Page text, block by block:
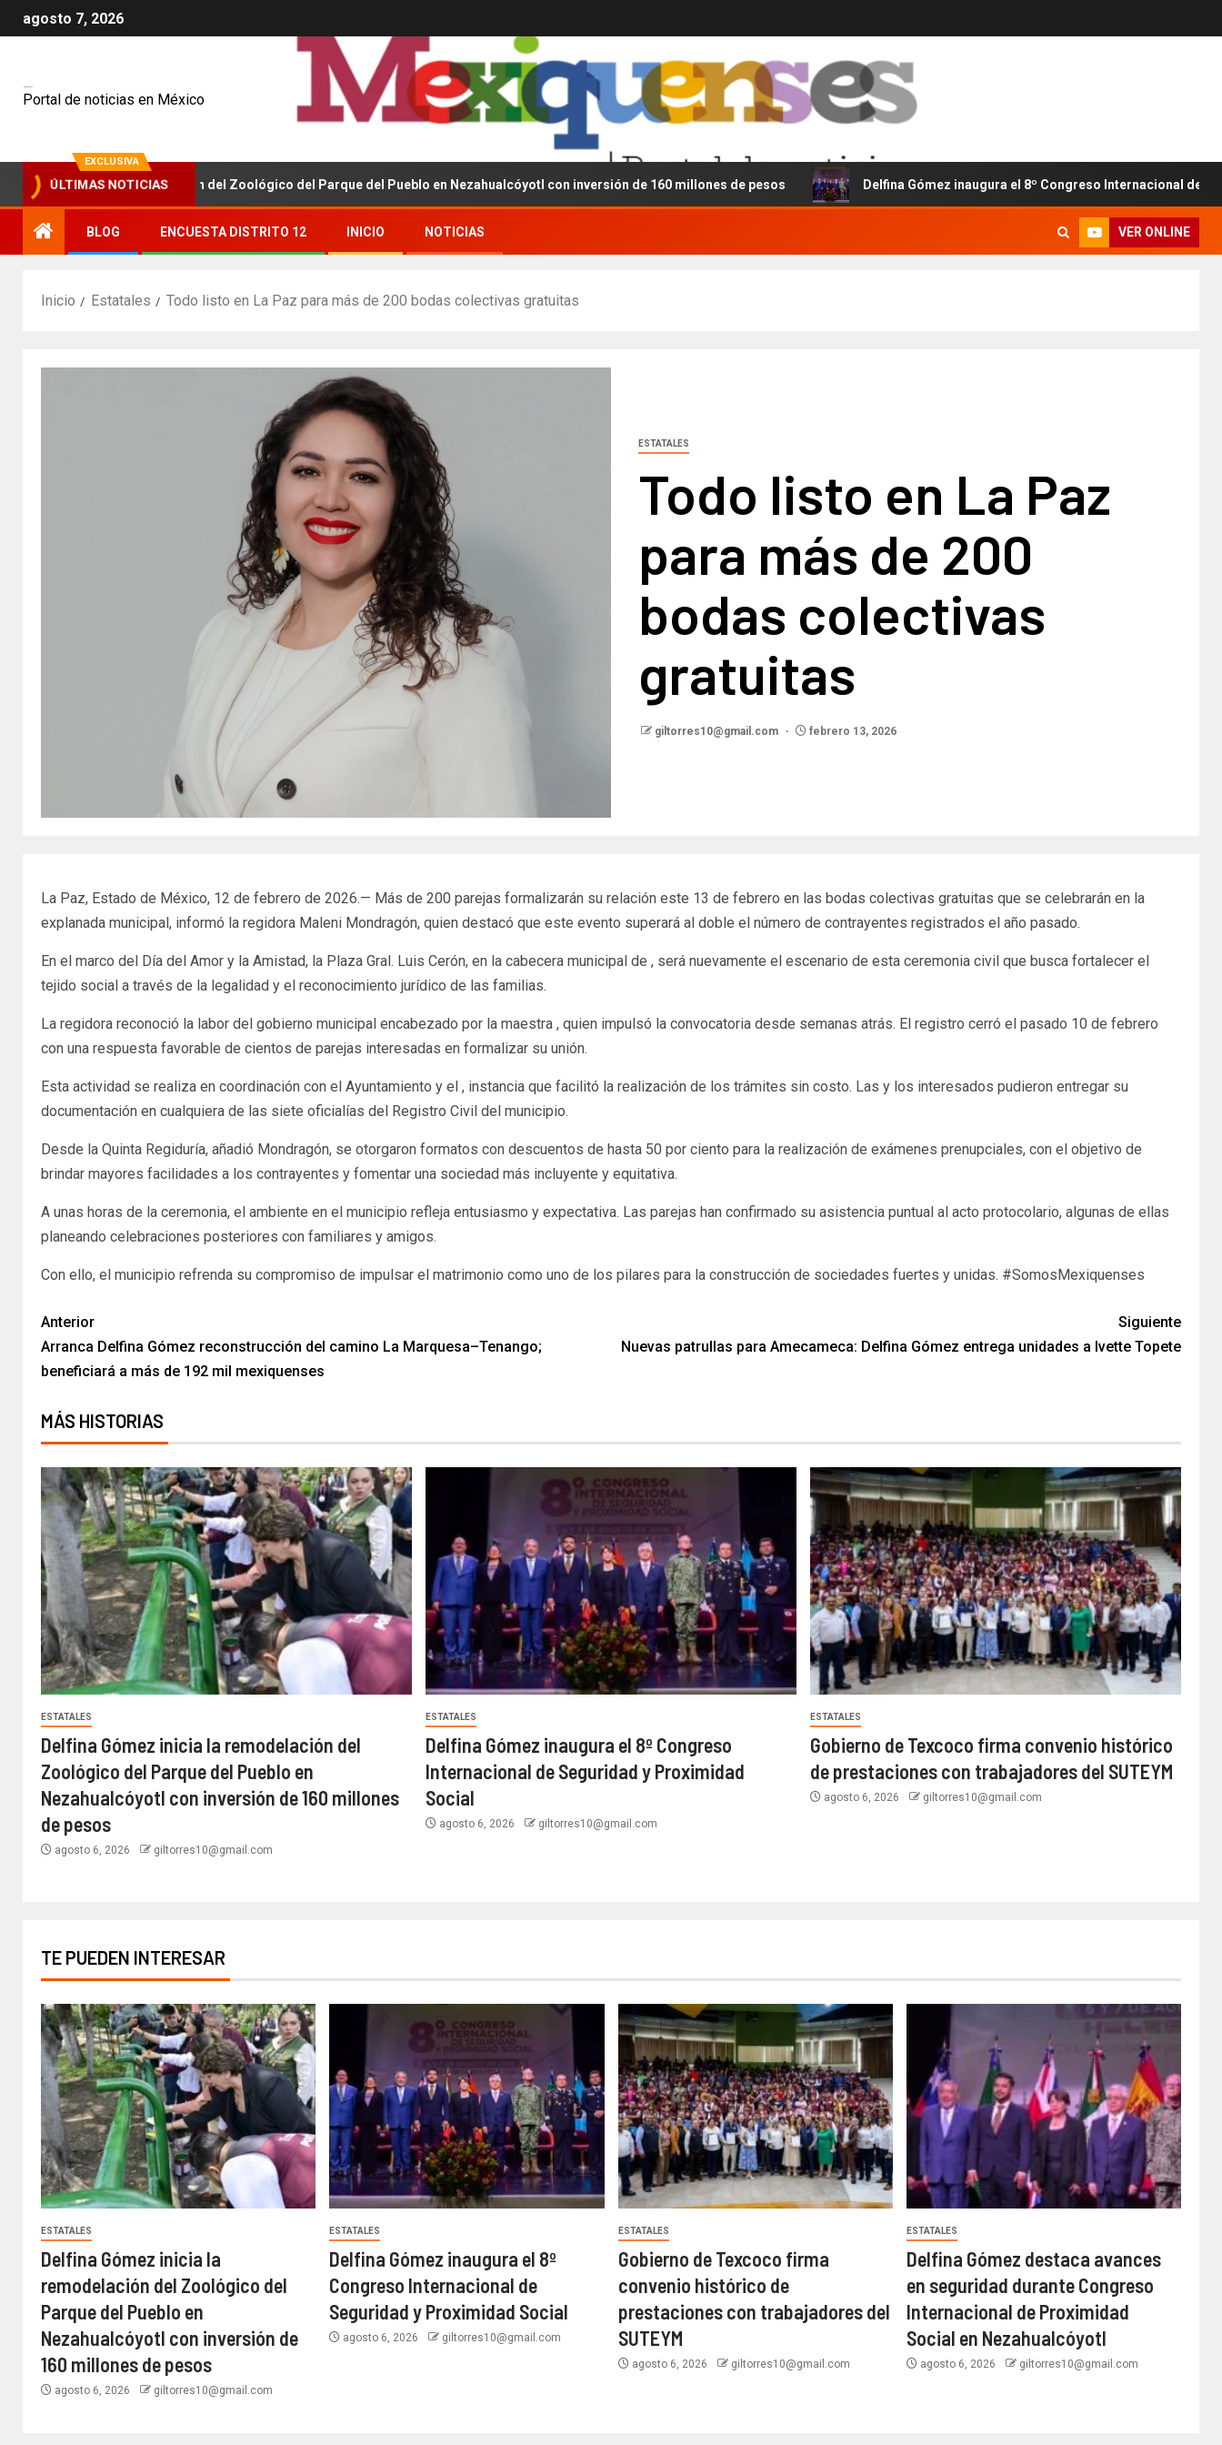
agosto 7, 2026
Portal de noticias en México
EXCLUSIVA
ÚLTIMAS NOTICIAS
inicia la remodelación del Zoológico del Parque del Pueblo en Nezahualcóyotl con inversión de 160 millones de pesos Delfina Gómez inaugura el 8º Congreso Internacional de Seguridad
BLOG ENCUESTA DISTRITO 12 INICIO NOTICIAS VER ONLINE
Inicio Estatales Todo listo en La Paz para más de 200 bodas colectivas gratuitas
ESTATALES
Todo listo en La Paz
para más de 200
bodas colectivas
gratuitas
giltorres10@gmail.com febrero 13, 2026
La Paz, Estado de México, 12 de febrero de 2026.— Más de 200 parejas formalizarán su relación este 13 de febrero en las bodas colectivas gratuitas que se celebrarán en la
explanada municipal, informó la regidora Maleni Mondragón, quien destacó que este evento superará al doble el número de contrayentes registrados el año pasado.
En el marco del Día del Amor y la Amistad, la Plaza Gral. Luis Cerón, en la cabecera municipal de , será nuevamente el escenario de esta ceremonia civil que busca fortalecer el
tejido social a través de la legalidad y el reconocimiento jurídico de las familias.
La regidora reconoció la labor del gobierno municipal encabezado por la maestra , quien impulsó la convocatoria desde semanas atrás. El registro cerró el pasado 10 de febrero
con una respuesta favorable de cientos de parejas interesadas en formalizar su unión.
Esta actividad se realiza en coordinación con el Ayuntamiento y el , instancia que facilitó la realización de los trámites sin costo. Las y los interesados pudieron entregar su
documentación en cualquiera de las siete oficialías del Registro Civil del municipio.
Desde la Quinta Regiduría, añadió Mondragón, se otorgaron formatos con descuentos de hasta 50 por ciento para la realización de exámenes prenupciales, con el objetivo de
brindar mayores facilidades a los contrayentes y fomentar una sociedad más incluyente y equitativa.
A unas horas de la ceremonia, el ambiente en el municipio refleja entusiasmo y expectativa. Las parejas han confirmado su asistencia puntual al acto protocolario, algunas de ellas
planeando celebraciones posteriores con familiares y amigos.
Con ello, el municipio refrenda su compromiso de impulsar el matrimonio como uno de los pilares para la construcción de sociedades fuertes y unidas. #SomosMexiquenses
Anterior
Arranca Delfina Gómez reconstrucción del camino La Marquesa–Tenango;
beneficiará a más de 192 mil mexiquenses
Siguiente
Nuevas patrullas para Amecameca: Delfina Gómez entrega unidades a Ivette Topete
MÁS HISTORIAS
ESTATALES
Delfina Gómez inicia la remodelación del
Zoológico del Parque del Pueblo en
Nezahualcóyotl con inversión de 160 millones
de pesos
agosto 6, 2026 giltorres10@gmail.com
ESTATALES
Delfina Gómez inaugura el 8º Congreso
Internacional de Seguridad y Proximidad
Social
agosto 6, 2026 giltorres10@gmail.com
ESTATALES
Gobierno de Texcoco firma convenio histórico
de prestaciones con trabajadores del SUTEYM
agosto 6, 2026 giltorres10@gmail.com
TE PUEDEN INTERESAR
ESTATALES
Delfina Gómez inicia la
remodelación del Zoológico del
Parque del Pueblo en
Nezahualcóyotl con inversión de
160 millones de pesos
agosto 6, 2026 giltorres10@gmail.com
ESTATALES
Delfina Gómez inaugura el 8º
Congreso Internacional de
Seguridad y Proximidad Social
agosto 6, 2026 giltorres10@gmail.com
ESTATALES
Gobierno de Texcoco firma
convenio histórico de
prestaciones con trabajadores del
SUTEYM
agosto 6, 2026 giltorres10@gmail.com
ESTATALES
Delfina Gómez destaca avances
en seguridad durante Congreso
Internacional de Proximidad
Social en Nezahualcóyotl
agosto 6, 2026 giltorres10@gmail.com